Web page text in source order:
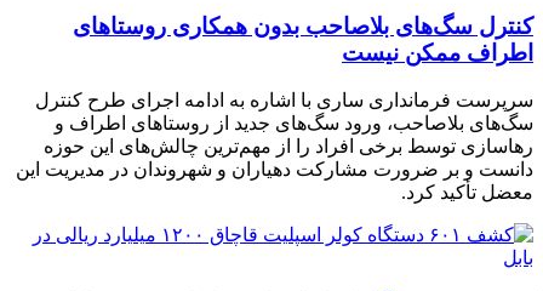
کنترل سگ‌های بلاصاحب بدون همکاری روستاهای
اطراف ممکن نیست
سرپرست فرمانداری ساری با اشاره به ادامه اجرای طرح کنترل
سگ‌های بلاصاحب، ورود سگ‌های جدید از روستاهای اطراف و
رهاسازی توسط برخی افراد را از مهم‌ترین چالش‌های این حوزه
دانست و بر ضرورت مشارکت دهیاران و شهروندان در مدیریت این
معضل تأکید کرد.